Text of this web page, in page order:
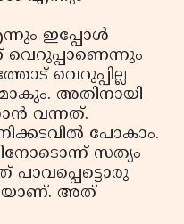
ഇപ്പോള്‍
വെറുപ്പില്ല
അതിനായി
വന്നത്.
പോകാം.
സത്യം
പാവപ്പെട്ടൊരു
അത്